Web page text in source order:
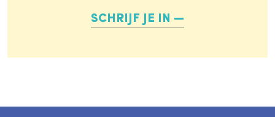
SCHRIJF JE IN